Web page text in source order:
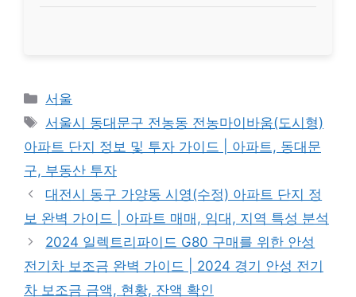
Categories
서울
Tags
서울시 동대문구 전농동 전농마이바움(도시형)
아파트 단지 정보 및 투자 가이드 | 아파트, 동대문
구, 부동산 투자
대전시 동구 가양동 시영(수정) 아파트 단지 정
보 완벽 가이드 | 아파트 매매, 임대, 지역 특성 분석
2024 일렉트리파이드 G80 구매를 위한 안성
전기차 보조금 완벽 가이드 | 2024 경기 안성 전기
차 보조금 금액, 현황, 잔액 확인